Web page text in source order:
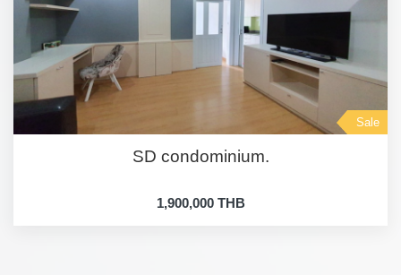
Sale
SD condominium.
1,900,000 THB